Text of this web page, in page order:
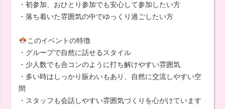
・初参加、おひとり参加でも安心して参加したい方
・落ち着いた雰囲気の中でゆっくり過ごしたい方
このイベントの特徴
・グループで自然に話せるスタイル
・少人数でも合コンのように打ち解けやすい雰囲気
・多い時はしっかり賑わいもあり、自然に交流しやすい空
間
・スタッフも会話しやすい雰囲気づくりを心がけています